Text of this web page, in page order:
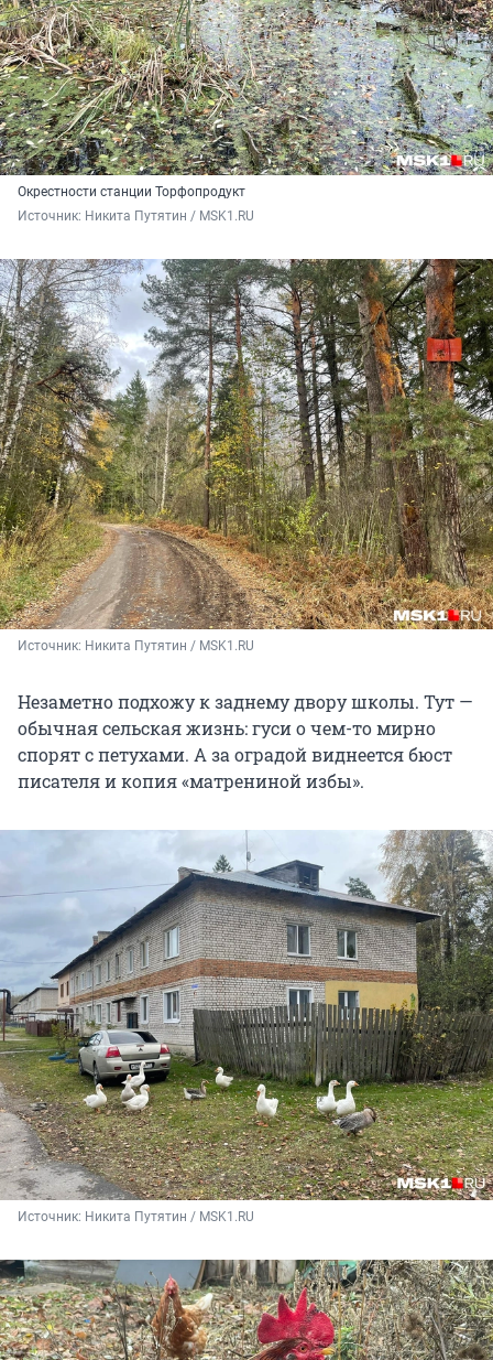
Окрестности станции Торфопродукт
Источник: Никита Путятин / MSK1.RU
Источник: Никита Путятин / MSK1.RU
Незаметно подхожу к заднему двору школы. Тут —
обычная сельская жизнь: гуси о чем-то мирно
спорят с петухами. А за оградой виднеется бюст
писателя и копия «матрениной избы».
Источник: Никита Путятин / MSK1.RU